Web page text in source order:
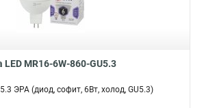
LED MR16-6W-860-GU5.3
ЭРА (диод, софит, 6Вт, холод, GU5.3)